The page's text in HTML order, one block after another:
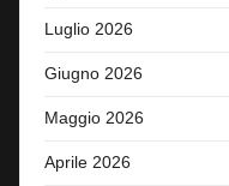
Luglio 2026
Giugno 2026
Maggio 2026
Aprile 2026